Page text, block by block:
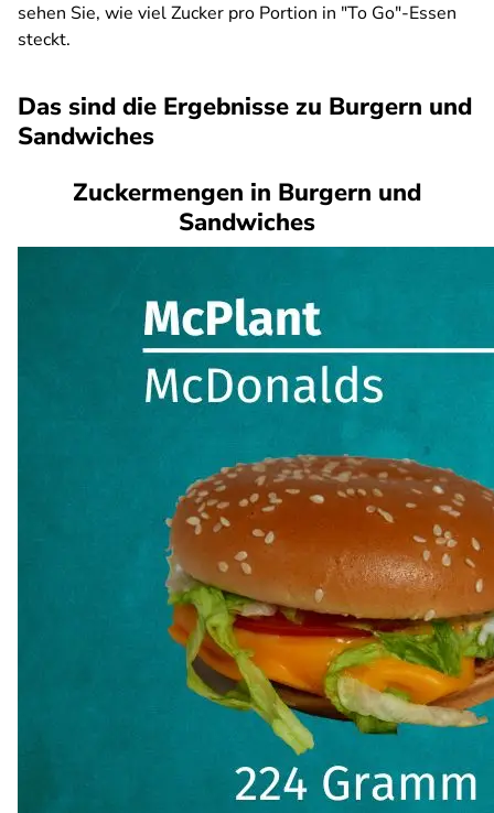
sehen Sie, wie viel Zucker pro Portion in "To Go"-Essen
steckt.
Das sind die Ergebnisse zu Burgern und
Sandwiches
Zuckermengen in Burgern und
Sandwiches